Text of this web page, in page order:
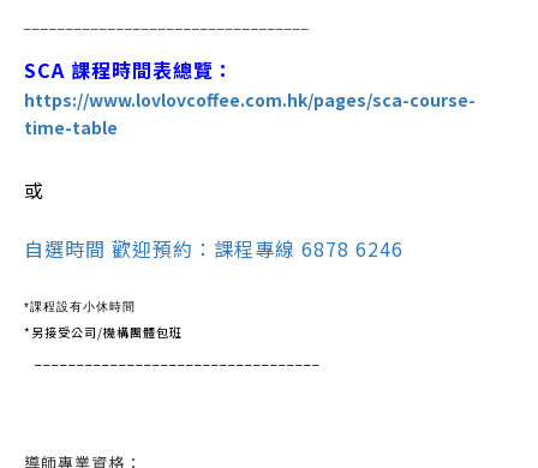
SCA 課程時間表總覽：
https://www.lovlovcoffee.com.hk/pages/sca-course-
time-table
或
自選時間 歡迎預約：課程專線 6878 6246
*課程設有小休時間
*另接受公司/機構團體包班
導師專業資格：